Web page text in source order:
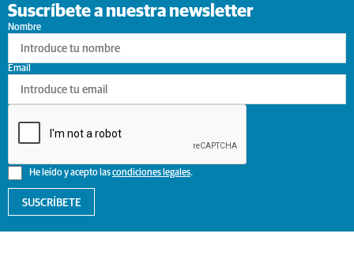
Suscríbete a nuestra newsletter
Nombre
He leído y acepto lascondiciones legales.
Email
SUSCRÍBETE